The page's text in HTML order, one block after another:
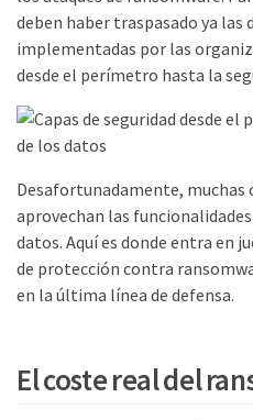
deben haber traspasado ya las
implementadas por las
desde el perímetro hasta la
Desafortunadamente, muchas
aprovechan las
datos. Aquí es donde entra en
de protección contra
en la última línea de defensa.
El coste real del